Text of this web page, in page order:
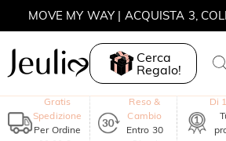
MOVE MY WAY | ACQUISTA 3,
Cerca
Regalo!
Gratis
Spedizione
Per Ordine
Reso &
Cambio
Entro 30
Di